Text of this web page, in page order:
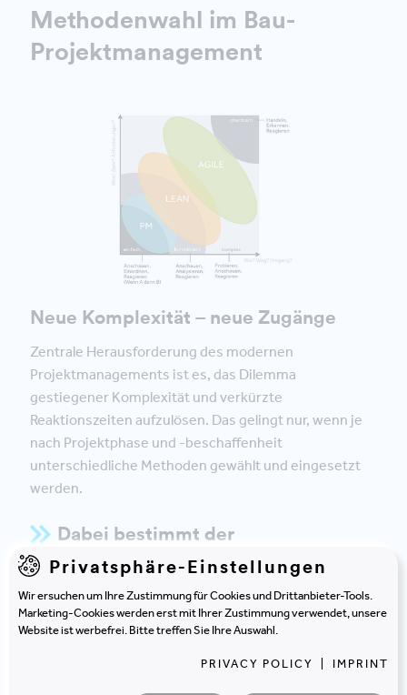
Methodenwahl im Bau-
Projektmanagement
Neue Komplexität – neue Zugänge
Zentrale Herausforderung des modernen
Projektmanagements ist es, das Dilemma
gestiegener Komplexität und verkürzte
Reaktionszeiten aufzulösen. Das gelingt nur, wenn je
nach Projektphase und -beschaffenheit
unterschiedliche Methoden gewählt und eingesetzt
werden.
Dabei bestimmt der
Komplexitätsgrad der Aufgabe die
Methodenwahl.
Komplizierte Anforderungenmit einer großen
Zahl an verbundenen, bekannten, logischen und
wiederholbaren Prozessen sind gut mit
Privatsphäre-Einstellungen
Wir ersuchen um Ihre Zustimmung für Cookies und Drittanbieter-Tools.
Marketing-Cookies werden erst mit Ihrer Zustimmung verwendet, unsere
Website ist werbefrei. Bitte treffen Sie Ihre Auswahl.
PRIVACY POLICY IMPRINT